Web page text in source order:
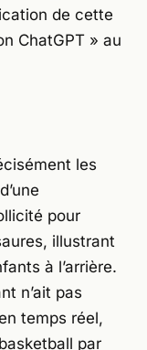
de cette
ChatGPT » au
les
pour
illustrant
à l’arrière.
n’ait pas
temps réel,
par